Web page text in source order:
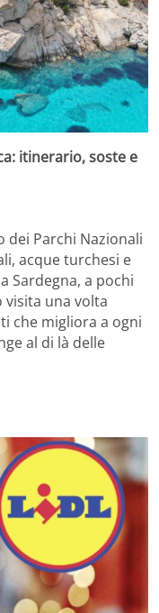
itinerario, soste e
dei Parchi Nazionali
acque turchesi e
Sardegna, a pochi
visita una volta
che migliora a ogni
al di là delle